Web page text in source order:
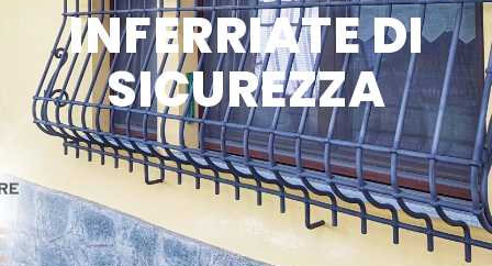
INFERRIATE DI
SICUREZZA